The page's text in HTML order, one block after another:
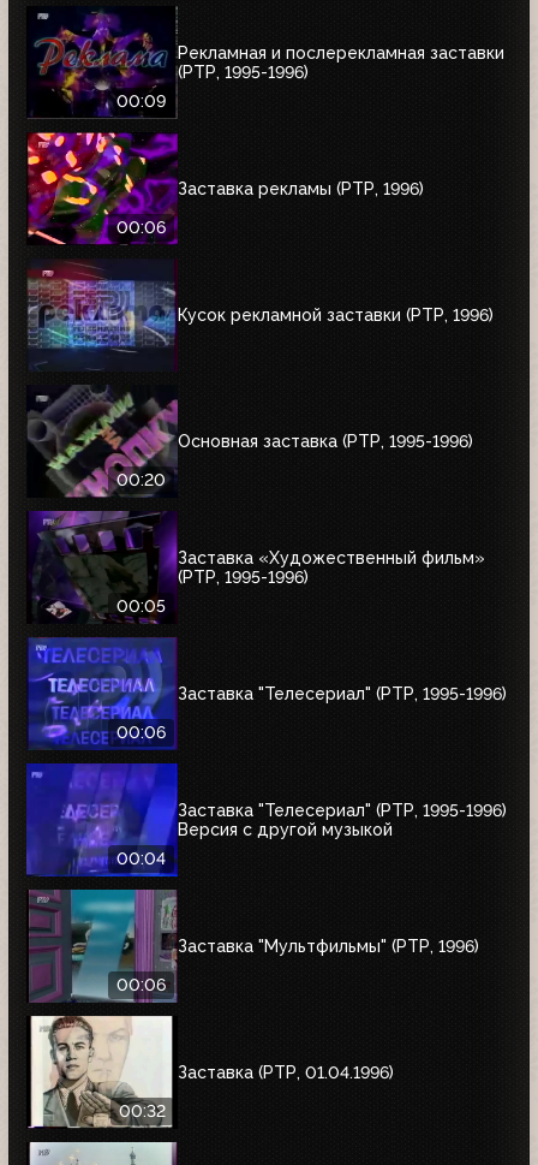
00:09
Рекламная и послерекламная заставки
(РТР, 1995-1996)
00:06
Заставка рекламы (РТР, 1996)
Кусок рекламной заставки (РТР, 1996)
00:20
Основная заставка (РТР, 1995-1996)
00:05
Заставка «Художественный фильм»
(РТР, 1995-1996)
00:06
Заставка "Телесериал" (РТР, 1995-1996)
00:04
Заставка "Телесериал" (РТР, 1995-1996)
Версия с другой музыкой
00:06
Заставка "Мультфильмы" (РТР, 1996)
00:32
Заставка (РТР, 01.04.1996)